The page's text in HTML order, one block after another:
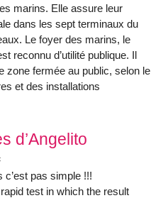
marins. Elle assure leur
dans les sept terminaux du
Le foyer des marins, le
reconnu d’utilité publique. Il
zone fermée au public, selon le
et des installations
d’Angelito
c’est pas simple !!!
test in which the result